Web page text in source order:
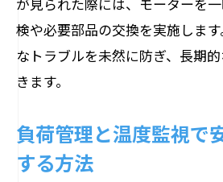
検や必要部品の交換を実施しま
なトラブルを未然に防ぎ、長期
きます。
負荷管理と温度監視で
する方法